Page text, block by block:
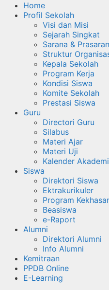
Home
Profil Sekolah
Visi dan Misi
Sejarah Singkat
Sarana &
Struktur
Kepala Sekolah
Program Kerja
Kondisi Siswa
Komite Sekolah
Prestasi Siswa
Guru
Directori Guru
Silabus
Materi Ajar
Materi Uji
Kalender
Siswa
Direktori Siswa
Ektrakurikuler
Program
Beasiswa
e-Raport
Alumni
Direktori Alumni
Info Alumni
Kemitraan
PPDB Online
E-Learning